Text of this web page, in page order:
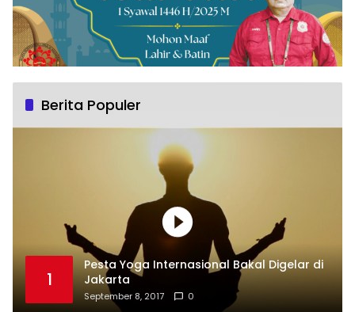
Berita Populer
1
Pesta Yoga Internasional Bakal Digelar di
Jakarta
September 8, 2017 0